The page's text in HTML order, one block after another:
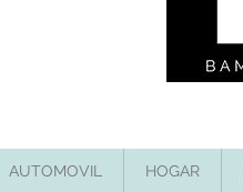
AUTOMOVIL HOGAR